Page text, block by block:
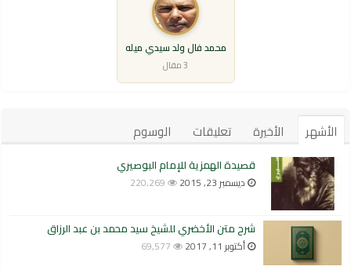
محمد فال ولد سيدي ميله
3 مقال
الأشهر الأخيرة تعليقات الوسوم
قصيدة الهمزية للإمام البوصيري
ديسمبر 23, 2015 220,269
شرح متن الأخضري للشيخ سيد محمد بن عبد الرزاق
أكتوبر 11, 2017 69,577